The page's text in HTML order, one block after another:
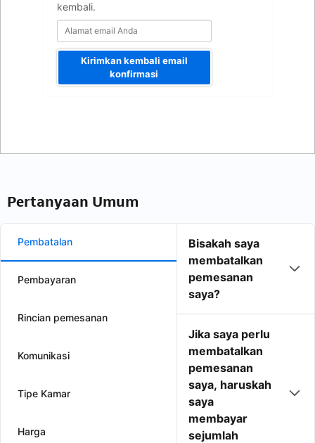
kembali.
Kirimkan kembali email
konfirmasi
Pertanyaan Umum
Pembatalan
Pembayaran
Rincian pemesanan
Komunikasi
Tipe Kamar
Harga
Bisakah saya
membatalkan
pemesanan
saya?
Jika saya perlu
membatalkan
pemesanan
saya, haruskah
saya
membayar
sejumlah